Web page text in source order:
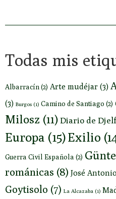
Todas mis
Albarracín(2) Arte mudéjar (3)
(3) Burgos (1) Camino de Santiago (2)
Milosz (11) Diario de
Europa (15)Exilio
Guerra Civil Española (2)
románicas (8) José
Goytisolo (7) La Alcazaba (1)